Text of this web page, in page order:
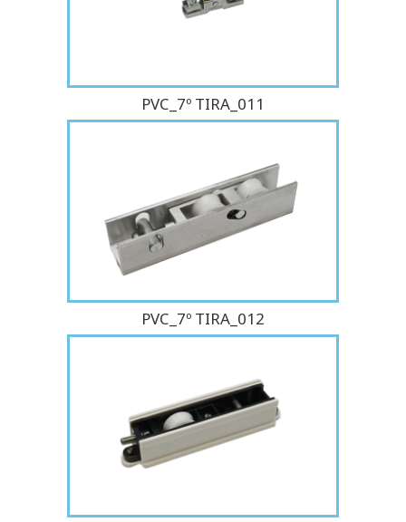
PVC_7º TIRA_011
PVC_7º TIRA_012